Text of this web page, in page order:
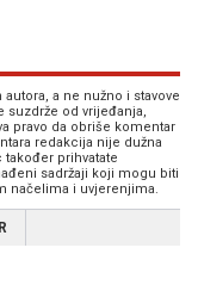
a ne nužno i stavove
suzdrže od vrijeđanja,
pravo da obriše komentar
redakcija nije dužna
prihvatate
sadržaji koji mogu biti
načelima i uvjerenjima.